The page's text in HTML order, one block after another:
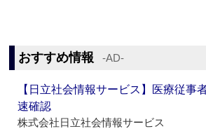
おすすめ情報 ‐AD‐
【日立社会情報サービス】医療従事
速確認
株式会社日立社会情報サービス